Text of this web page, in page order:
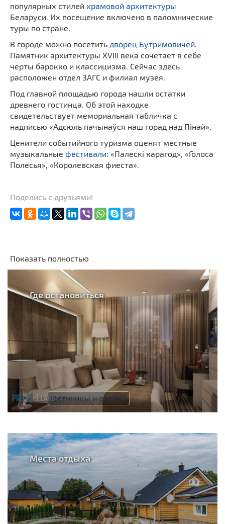
популярных стилей храмовой архитектуры
Беларуси. Их посещение включено в паломнические
туры по стране.
В городе можно посетить дворец Бутримовичей
Памятник архитектуры XVIII века сочетает в себе
черты барокко и классицизма. Сейчас здесь
расположен отдел ЗАГС и филиал музея.
Под главной площадью города нашли остатки
древнего гостинца. Об этой находке
свидетельствует мемориальная табличка с
надписью «Адсюль пачынаўся наш горад над Пінай».
Ценители событийного туризма оценят местные
музыкальные фестивали: «Палескi карагод», «Голоса
Полесья», «Королевская фиеста».
Поделись с друзьями!
Показать полностью
Где остановиться
Гостиницы и отели4
Места отдыха